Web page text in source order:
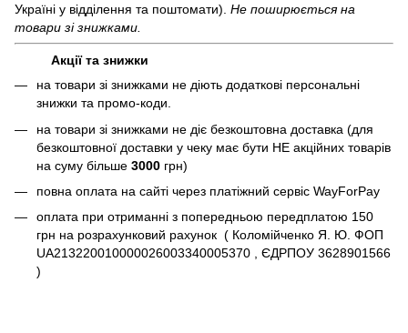
Україні у відділення та поштомати). Не поширюється на
товари зі знижками.
Акції та знижки
на товари зі знижками не діють додаткові персональні
знижки та промо-коди.
на товари зі знижками не діє безкоштовна доставка (для
безкоштовної доставки у чеку має бути НЕ акційних товарів
на суму більше 3000 грн)
повна оплата на сайті через платіжний сервіc WayForPay
оплата при отриманні з попередньою передплатою 150
грн на розрахунковий рахунок ( Коломійченко Я. Ю. ФОП
UA213220010000026003340005370 , ЄДРПОУ 3628901566
)